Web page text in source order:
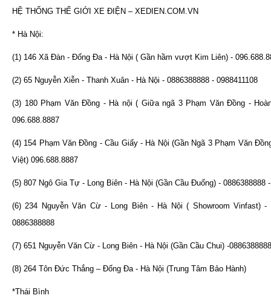
HỆ THỐNG THẾ GIỚI XE ĐIỆN – XEDIEN.COM.VN
* Hà Nội:
(1) 146 Xã Đàn - Đống Đa - Hà Nội ( Gần hầm vượt Kim Liên) -
(2) 65 Nguyễn Xiễn - Thanh Xuân - Hà Nội - 0886388888 - 0988411108
(3) 180 Phạm Văn Đồng - Hà nội ( Giữa ngã 3 Phạm Văn Đồng -
096.688.8887
(4) 154 Phạm Văn Đồng - Cầu Giấy - Hà Nội (Gần Ngã 3 Phạm Văn
Việt) 096.688.8887
(5) 807 Ngô Gia Tự - Long Biên - Hà Nội (Gần Cầu Đuống) - 0886388888 -
(6) 234 Nguyễn Văn Cừ - Long Biên - Hà Nội ( Showroom Vinfast) -
0886388888
(7) 651 Nguyễn Văn Cừ - Long Biên - Hà Nội (Gần Cầu Chui) -
(8) 264 Tôn Đức Thắng – Đống Đa - Hà Nội (Trung Tâm Bảo Hành)
*Thái Bình